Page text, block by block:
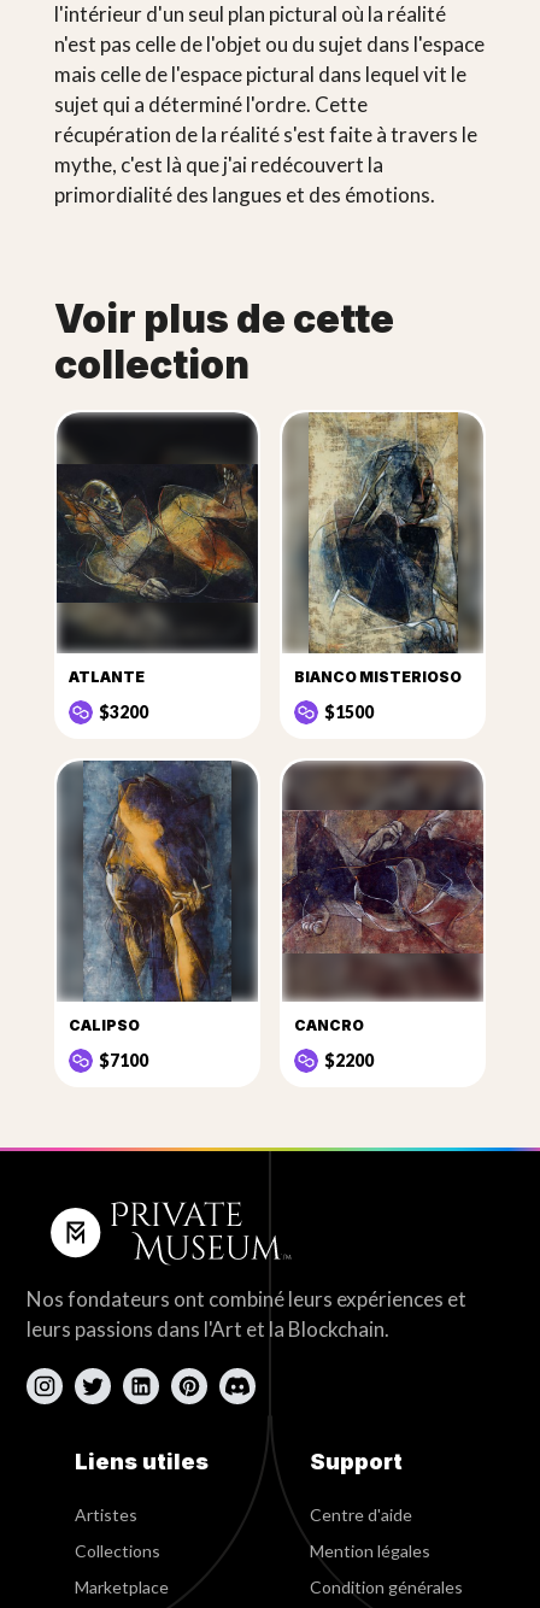
l'intérieur d'un seul plan pictural où la réalité
n'est pas celle de l'objet ou du sujet dans l'espace
mais celle de l'espace pictural dans lequel vit le
sujet qui a déterminé l'ordre. Cette
récupération de la réalité s'est faite à travers le
mythe, c'est là que j'ai redécouvert la
primordialité des langues et des émotions.
Voir plus de cette
collection
ATLANTE
$3200
BIANCO MISTERIOSO
$1500
CALIPSO
$7100
CANCRO
$2200
Nos fondateurs ont combiné leurs expériences et
leurs passions dans l'Art et la Blockchain.
Liens utiles
Artistes
Collections
Marketplace
Support
Centre d'aide
Mention légales
Condition générales